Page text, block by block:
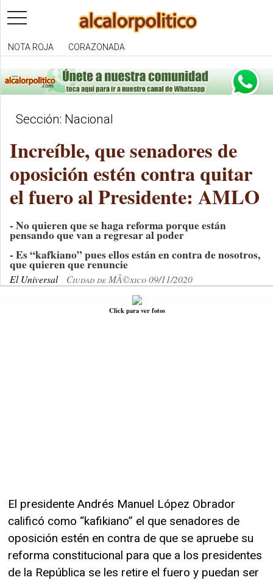
toggle
navigation
NOTA ROJA CORAZONADA
Sección: Nacional
Increíble, que senadores de
oposición estén contra quitar
el fuero al Presidente: AMLO
- No quieren que se haga reforma porque están
pensando que van a regresar al poder
- Es “kafkiano” pues ellos están en contra de nosotros,
que quieren que renuncie
El Universal Ciudad de MÃ©xico 09/11/2020
Click para ver fotos
El presidente Andrés Manuel López Obrador
calificó como “kafikiano” el que senadores de
oposición estén en contra de que se apruebe su
reforma constitucional para que a los presidentes
de la República se les retire el fuero y puedan ser